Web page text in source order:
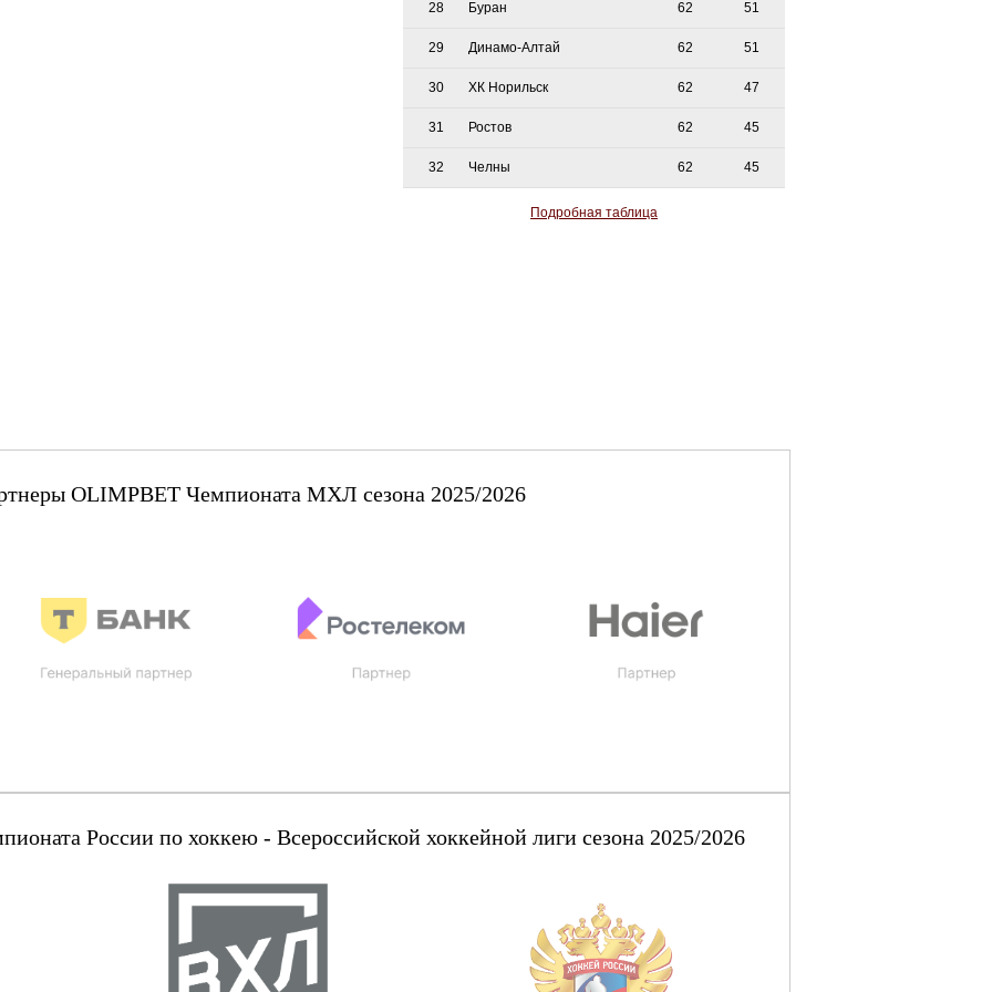
28 Буран 62 51
29 Динамо-Алтай 62 51
30 ХК Норильск 62 47
31 Ростов 62 45
32 Челны 62 45
Подробная таблица
OLIMPBET Чемпионата МХЛ сезона 2025/2026
России по хоккею - Всероссийской хоккейной лиги сезона 2025/2026